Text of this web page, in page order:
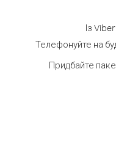
Із
Телефонуйте на
Придбайте